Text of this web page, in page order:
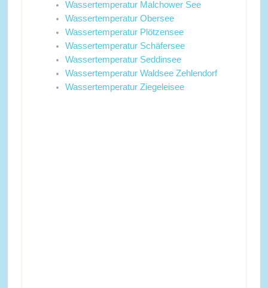
Wassertemperatur Malchower See
Wassertemperatur Obersee
Wassertemperatur Plötzensee
Wassertemperatur Schäfersee
Wassertemperatur Seddinsee
Wassertemperatur Waldsee Zehlendorf
Wassertemperatur Ziegeleisee